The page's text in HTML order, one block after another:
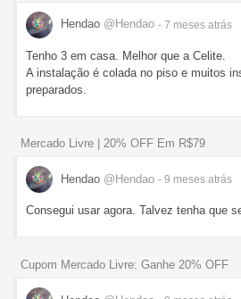
Hendao @Hendao - 7 meses atrás
Tenho 3 em casa. Melhor que a Celite.
A instalação é colada no piso e muitos
preparados.
Mercado Livre | 20% OFF Em R$79
Hendao @Hendao - 9 meses atrás
Consegui usar agora. Talvez tenha que
Cupom Mercado Livre: Ganhe 20% OFF